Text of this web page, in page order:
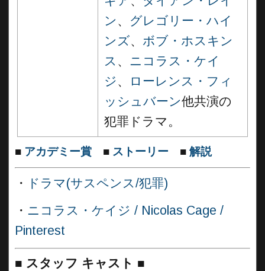
ン 、 グレゴリー・ハイ
ンズ、 ボブ・ホスキン
ス 、 ニコラス・ケイ
ジ、
ローレンス・フィ
ッシュバーン他共演の
犯罪ドラマ。
■ アカデミー賞 ■ ストーリー ■ 解説
・
ドラマ(サスペンス/犯罪)
・ ニコラス・ケイジ / Nicolas Cage /
Pinterest
■ スタッフ キャスト ■